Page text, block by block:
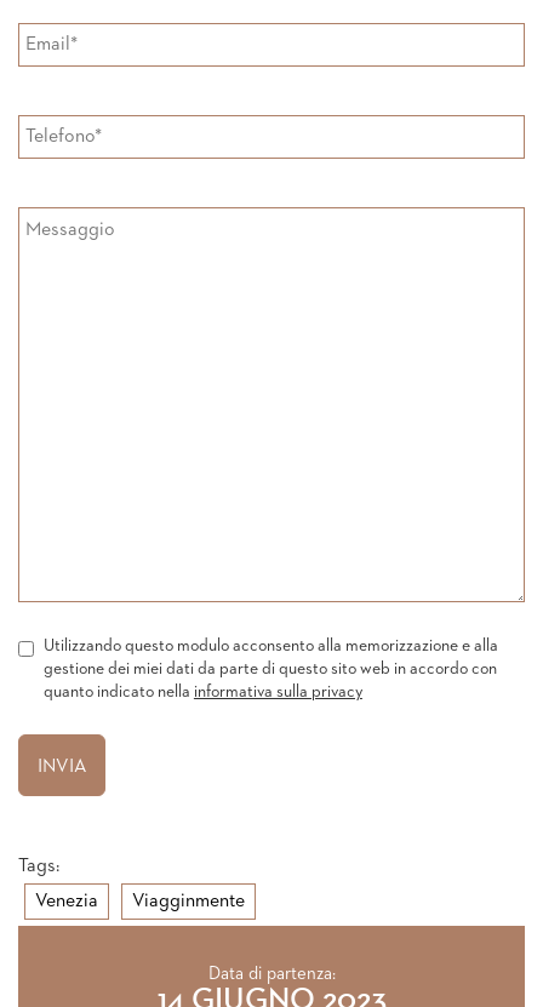
Utilizzando questo modulo acconsento alla memorizzazione e alla
gestione dei miei dati da parte di questo sito web in accordo con
quanto indicato nella informativa sulla privacy
Tags:
Venezia
Viagginmente
Data di partenza: